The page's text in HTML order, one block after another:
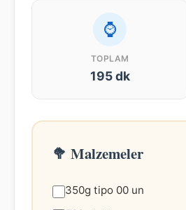
⌚
TOPLAM
195 dk
🥦 Malzemeler
350g tipo 00 un